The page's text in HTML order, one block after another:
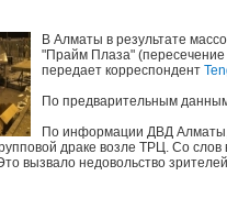
В Алматы в результате
"Прайм Плаза"
передает корреспондент
По предварительным
По информации ДВД Алматы,
драке возле ТРЦ. Со
вызвало недовольство